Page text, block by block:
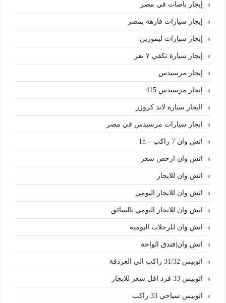
إيجار باصات في مصر
إيجار سيارات فارهة بمصر
إيجار سيارات ليموزين
إيجار سيارة تكفي ٧ نفر
إيجار مرسيدس
إيجار مرسيدس 415
اايجار سيارة لاند كروزر
ابجار سيارات مرسيدس في مصر
اتش وان 7 راكب – 1h
اتش وان ارخص سعر
اتش وان للايجار
اتش وان للايجار اليومي
اتش وان للايجار اليومي بالسائق
اتش وان للرحلات اليوميه
اتش وان|فندق الواحة
اتوبيس 31/32 راكب الي الغردقة
اتوبيس 33 فرد اقل سعر للايجار
اتوبيس سياحي 33 راكب